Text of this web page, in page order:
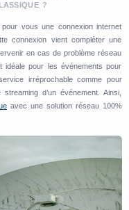
?
vous une connexion internet
connexion vient compléter une
en cas de problème réseau
idéale pour les événements pour
irréprochable comme pour
d’un événement. Ainsi,
avec une solution réseau 100%